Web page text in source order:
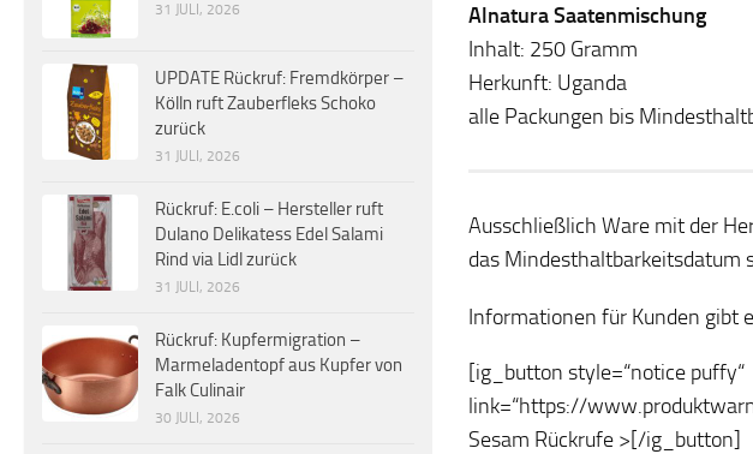
Alnatura Saatenmischung
Inhalt: 250 Gramm
Herkunft: Uganda
alle Packungen bis
Ausschließlich Ware mit der
das Mindesthaltbarkeitsdatum
Informationen für Kunden gibt
[ig_button style=“notice puffy“
link=“https://
Sesam Rückrufe >[/ig_button]
31 JULI, 2026
UPDATE Rückruf: Fremdkörper –
Kölln ruft Zauberfleks Schoko
zurück
31 JULI, 2026
Rückruf: E.coli – Hersteller ruft
Dulano Delikatess Edel Salami
Rind via Lidl zurück
31 JULI, 2026
Rückruf: Kupfermigration –
Marmeladentopf aus Kupfer von
Falk Culinair
30 JULI, 2026